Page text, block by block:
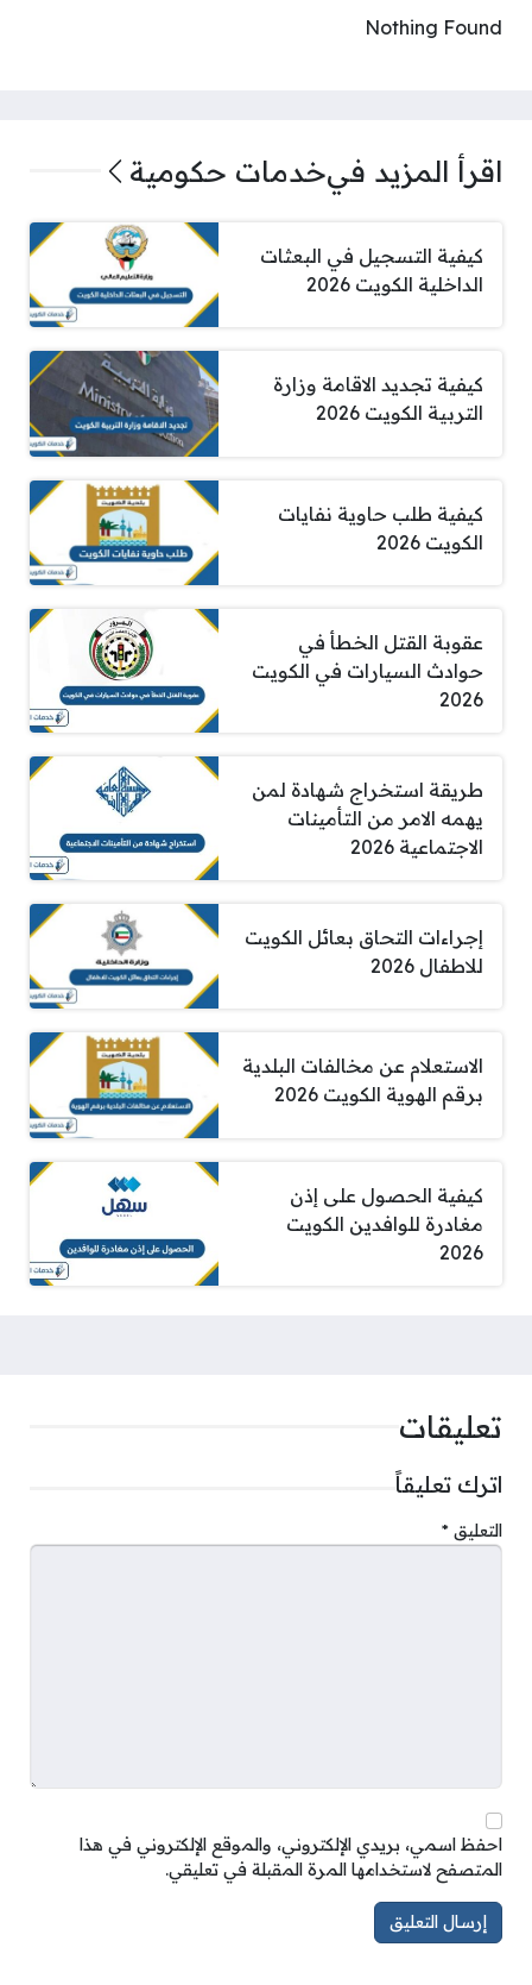
Nothing Found
اقرأ المزيد فيخدمات حكومية
كيفية التسجيل في البعثات
الداخلية الكويت 2026
كيفية تجديد الاقامة وزارة
التربية الكويت 2026
كيفية طلب حاوية نفايات
الكويت 2026
عقوبة القتل الخطأ في
حوادث السيارات في الكويت
2026
طريقة استخراج شهادة لمن
يهمه الامر من التأمينات
الاجتماعية 2026
إجراءات التحاق بعائل الكويت
للاطفال 2026
الاستعلام عن مخالفات البلدية
برقم الهوية الكويت 2026
كيفية الحصول على إذن
مغادرة للوافدين الكويت
2026
تعليقات
اترك تعليقاً
التعليق *
احفظ اسمي، بريدي الإلكتروني، والموقع الإلكتروني في هذا
المتصفح لاستخدامها المرة المقبلة في تعليقي.